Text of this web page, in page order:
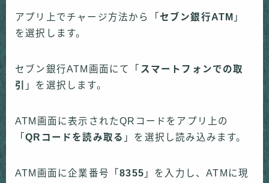
アプリ上でチャージ方法から「 セブン銀行ATM 」
を選択します。
セブン銀行ATM画面にて「 スマートフォンでの取
引
」を選択します。
ATM画面に表示されたQRコードをアプリ上の
「QRコードを読み取る 」を選択し読み込みます。
ATM画面に企業番号「8355 」を入力し、ATMに現